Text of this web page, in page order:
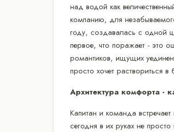
над водой как
компанию, для
году, создавалась с одной
первое, что поражает - это
романтиков, ищущих
просто хочет раствориться
Архитектура комфорта -
Капитан и команда
сегодня в их руках не